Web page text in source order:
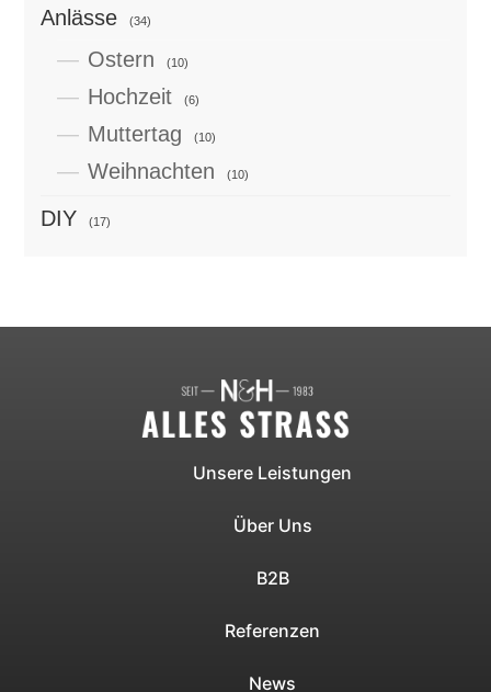
Anlässe (34)
Ostern (10)
Hochzeit (6)
Muttertag (10)
Weihnachten (10)
DIY (17)
Unsere Leistungen
Über Uns
B2B
Referenzen
News